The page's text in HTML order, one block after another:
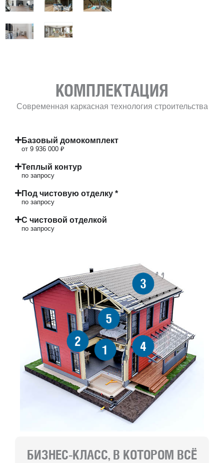
КОМПЛЕКТАЦИЯ
Современная каркасная технология строительства
Базовый домокомплект
от 9 936 000 ₽
Теплый контур
по запросу
Под чистовую отделку *
по запросу
С чистовой отделкой
по запросу
1
2
3
4
5
БИЗНЕС-КЛАСС, В КОТОРОМ ВСЁ